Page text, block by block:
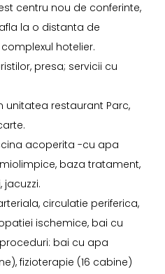
centru nou de conferinte,
la o distanta de
hotelier.
presa; servicii cu
unitatea restaurant Parc,
acoperita -cu apa
baza tratament,
jacuzzi.
circulatie periferica,
ischemice, bai cu
bai cu apa
fizioterapie (16 cabine)